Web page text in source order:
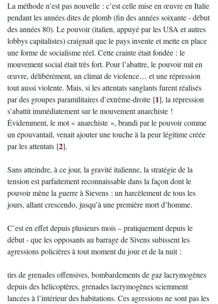
La méthode n’est pas nouvelle : c’est celle mise en œuvre en Italie
pendant les années dites de plomb (fin des années soixante - début
des années 80). Le pouvoir (italien, appuyé par les USA et autres
lobbys capitalistes) craignait que le pays invente et mette en place
une forme de socialisme réel. Cette crainte était fondée : le
mouvement social était très fort. Pour l’abattre, le pouvoir mit en
œuvre, délibérément, un climat de violence… et une répression
tout aussi violente. Mais, si les attentats sanglants furent réalisés
par des groupes paramilitaires d’extrême-droite [1], la répression
s’abattit immédiatement sur le mouvement anarchiste !
Évidemment, le mot « anarchiste », brandi par le pouvoir comme
un épouvantail, venait ajouter une touche à la peur légitime créée
par les attentats [2].
Sans atteindre, à ce jour, la gravité italienne, la stratégie de la
tension est parfaitement reconnaissable dans la façon dont le
pouvoir mène la guerre à Sievens : un harcèlement de tous les
jours, allant crescendo, jusqu’à une première mort d’homme.
C’est en effet depuis plusieurs mois – pratiquement depuis le
début - que les opposants au barrage de Sivens subissent les
agressions policières à tout moment du jour et de la nuit :
tirs de grenades offensives, bombardements de gaz lacrymogènes
depuis des hélicoptères, grenades lacrymogènes sciemment
lancées à l’intérieur des habitations. Ces agressions ne sont pas les